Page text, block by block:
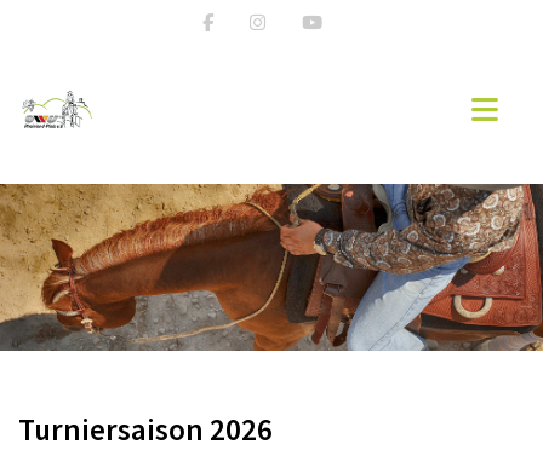
START
NEWS
WESTERNREITEN
VORSTAND & TEAM RHEINLAND-PFALZ
Turniersaison 2026